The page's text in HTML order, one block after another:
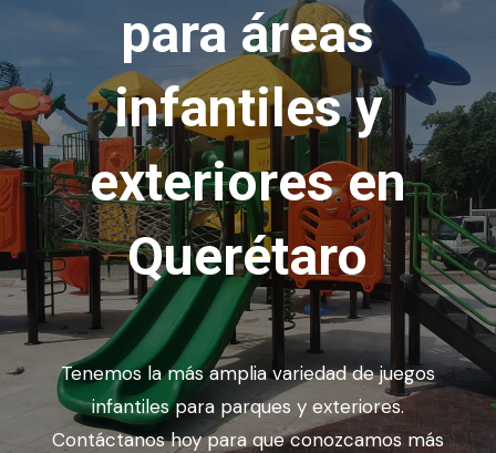
para áreas
infantiles y
exteriores en
Querétaro
Tenemos la más amplia variedad de juegos
infantiles para parques y exteriores.
Contáctanos hoy para que conozcamos más